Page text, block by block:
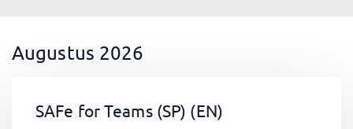
Augustus 2026
SAFe for Teams (SP) (EN)